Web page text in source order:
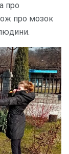
про
про мозок